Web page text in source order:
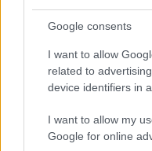
Google consents
I want to allow
related to
device identifiers in
I want to allow my
Google for online